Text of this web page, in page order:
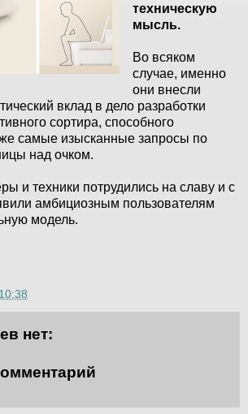
техническую
мысль.
Во всяком
случае, именно
они внесли
вклад в дело разработки
сортира, способного
самые изысканные запросы по
над очком.
и техники потрудились на славу и с
амбициозным пользователям
модель.
10:38
нет: